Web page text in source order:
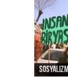
ROJAVA:
ROJAVA:
Rojava:
Rojava